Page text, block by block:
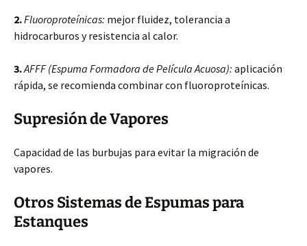
2.Fluoroproteínicas: mejor fluidez, tolerancia a
hidrocarburos y resistencia al calor.
3.AFFF (Espuma Formadora de Película Acuosa): aplicación
rápida, se recomienda combinar con fluoroproteínicas.
Supresión de Vapores
Capacidad de las burbujas para evitar la migración de
vapores.
Otros Sistemas de Espumas para
Estanques